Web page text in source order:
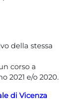
della stessa
corso a
2021 e/o 2020.
di Vicenza